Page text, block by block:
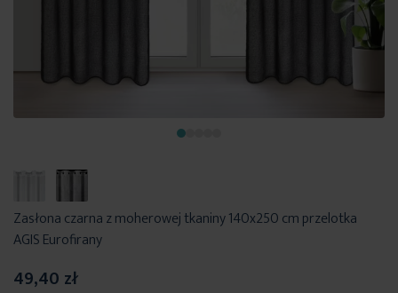
Zasłona czarna z moherowej tkaniny 140x250 cm przelotka
AGIS Eurofirany
49,40 zł